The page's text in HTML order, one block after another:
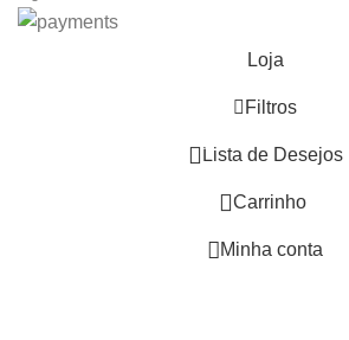
Loja
Filtros
0Lista de Desejos
0
Carrinho
Minha conta